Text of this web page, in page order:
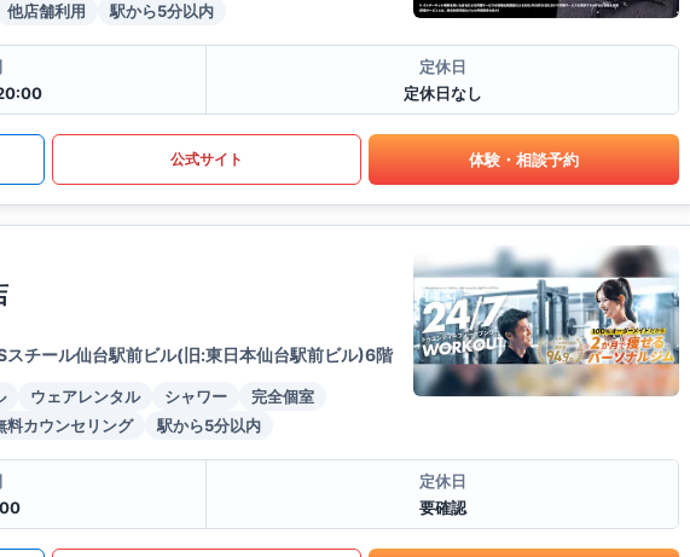
他店舗利用 駅から5分以内
定休日
定休日なし
公式サイト 体験・相談予約
チール仙台駅前ビル(旧:東日本仙台駅前ビル)6階
ウェアレンタル シャワー
完全個室
料カウンセリング 駅から5分以内
定休日
要確認